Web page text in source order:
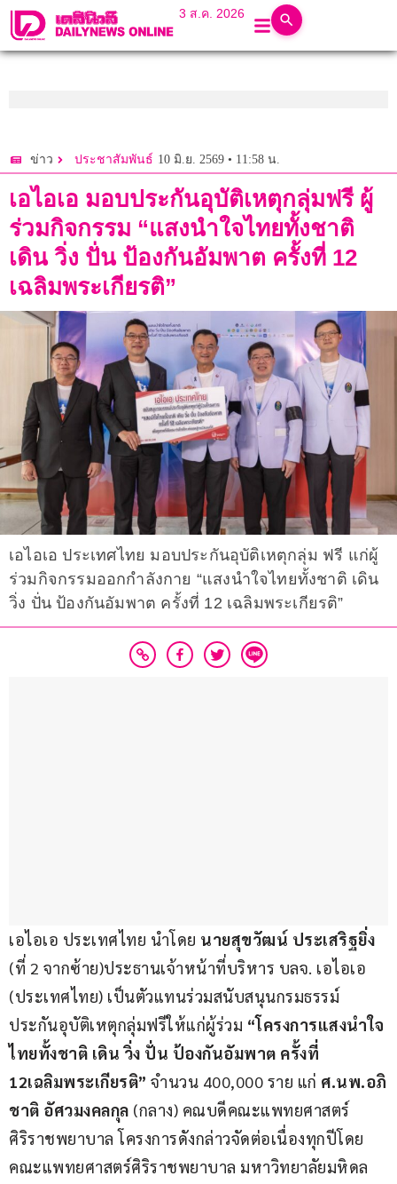
3 ส.ค. 2026
ข่าว ประชาสัมพันธ์ 10 มิ.ย. 2569 • 11:58 น.
เอไอเอ มอบประกันอุบัติเหตุกลุ่มฟรี ผู้
ร่วมกิจกรรม “แสงนำใจไทยทั้งชาติ
เดิน วิ่ง ปั่น ป้องกันอัมพาต ครั้งที่ 12
เฉลิมพระเกียรติ”
เอไอเอ ประเทศไทย มอบประกันอุบัติเหตุกลุ่ม ฟรี แก่ผู้
ร่วมกิจกรรมออกกำลังกาย “แสงนำใจไทยทั้งชาติ เดิน
วิ่ง ปั่น ป้องกันอัมพาต ครั้งที่ 12 เฉลิมพระเกียรติ”
เอไอเอ ประเทศไทย นำโดย นายสุขวัฒน์ ประเสริฐยิ่ง
(ที่ 2 จากซ้าย)ประธานเจ้าหน้าที่บริหาร บลจ. เอไอเอ
(ประเทศไทย) เป็นตัวแทนร่วมสนับสนุนกรมธรรม์
ประกันอุบัติเหตุกลุ่มฟรีให้แก่ผู้ร่วม “โครงการแสงนำใจ
ไทยทั้งชาติ เดิน วิ่ง ปั่น ป้องกันอัมพาต ครั้งที่
12เฉลิมพระเกียรติ” จำนวน 400,000 ราย แก่ ศ.นพ.อภิ
ชาติ อัศวมงคลกุล (กลาง) คณบดีคณะแพทยศาสตร์
ศิริราชพยาบาล โครงการดังกล่าวจัดต่อเนื่องทุกปีโดย
คณะแพทยศาสตร์ศิริราชพยาบาล มหาวิทยาลัยมหิดล